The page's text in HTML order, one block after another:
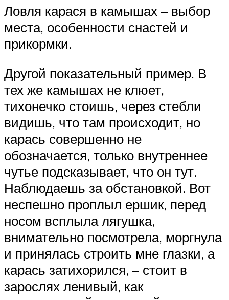
Ловля карася в камышах – выбор
места, особенности снастей и
прикормки.
Другой показательный пример. В
тех же камышах не клюет,
тихонечко стоишь, через стебли
видишь, что там происходит, но
карась совершенно не
обозначается, только внутреннее
чутье подсказывает, что он тут.
Наблюдаешь за обстановкой. Вот
неспешно проплыл ершик, перед
носом всплыла лягушка,
внимательно посмотрела, моргнула
и принялась строить мне глазки, а
карась затихорился, – стоит в
зарослях ленивый, как